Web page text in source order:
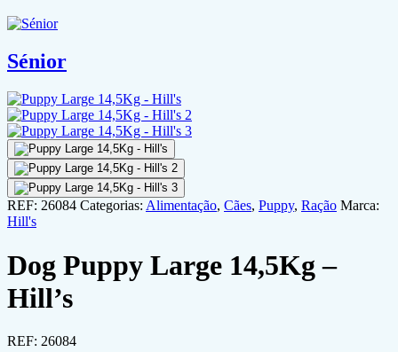
Sénior
REF: 26084 Categorias: Alimentação, Cães, Puppy, Ração Marca:
Hill's
Dog Puppy Large 14,5Kg –
Hill’s
REF: 26084